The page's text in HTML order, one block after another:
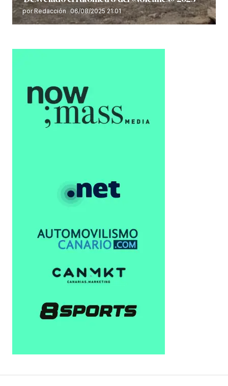
por Redacción 06/08/2025 21:01